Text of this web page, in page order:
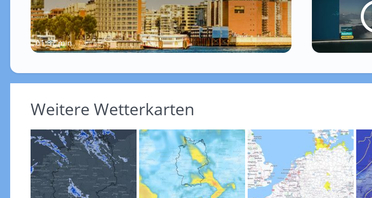
01:37 min
Weitere Wetterkarten